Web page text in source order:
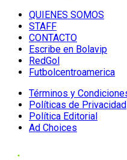
QUIENES SOMOS
STAFF
CONTACTO
Escribe en Bolavip
RedGol
Futbolcentroamerica
Términos y
Políticas de Privacidad
Política Editorial
Ad Choices